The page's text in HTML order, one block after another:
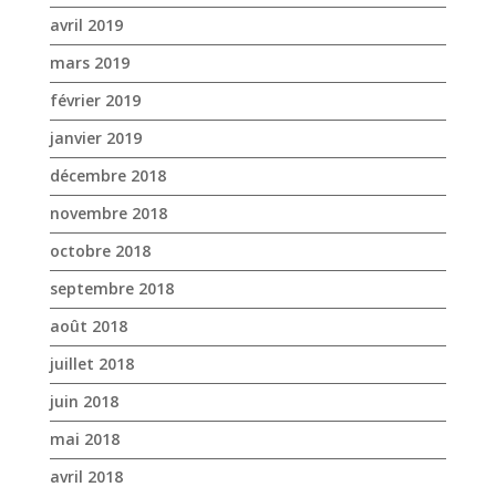
avril 2019
mars 2019
février 2019
janvier 2019
décembre 2018
novembre 2018
octobre 2018
septembre 2018
août 2018
juillet 2018
juin 2018
mai 2018
avril 2018